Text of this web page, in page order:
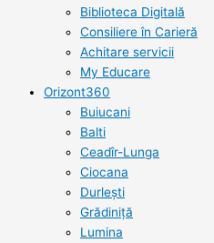
Biblioteca Digitală
Consiliere în Carieră
Achitare servicii
My Educare
Orizont360
Buiucani
Balti
Ceadîr-Lunga
Ciocana
Durlești
Grădiniță
Lumina